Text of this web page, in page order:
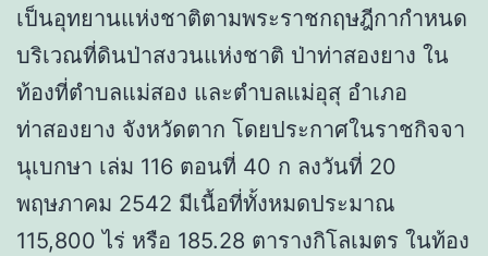
เป็นอุทยานแห่งชาติตามพระราชกฤษฎีกากำหนด
บริเวณที่ดินป่าสงวนแห่งชาติ ป่าท่าสองยาง ใน
ท้องที่ตำบลแม่สอง และตำบลแม่อุสุ อำเภอ
ท่าสองยาง จังหวัดตาก โดยประกาศในราชกิจจา
นุเบกษา เล่ม 116 ตอนที่ 40 ก ลงวันที่ 20
พฤษภาคม 2542 มีเนื้อที่ทั้งหมดประมาณ
115,800 ไร่ หรือ 185.28 ตารางกิโลเมตร ในท้อง